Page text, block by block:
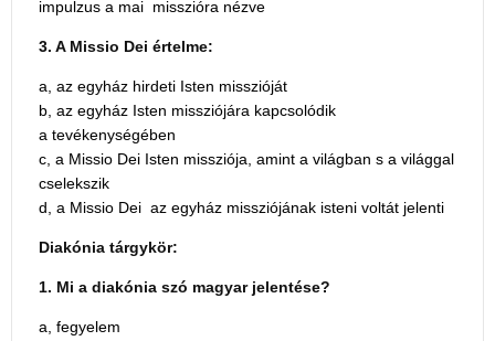
impulzus a mai misszióra nézve
3. A Missio Dei értelme:
a, az egyház hirdeti Isten misszióját
b, az egyház Isten missziójára kapcsolódik
a tevékenységében
c, a Missio Dei Isten missziója, amint a világban s a világgal
cselekszik
d, a Missio Dei az egyház missziójának isteni voltát jelenti
Diakónia tárgykör:
1. Mi a diakónia szó magyar jelentése?
a, fegyelem